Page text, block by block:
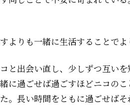
りも一緒に生活することでよ
と出会い直し、少しずつ互い
に過ごせば過ごすほどニコの
。長い時間をともに過ごせば